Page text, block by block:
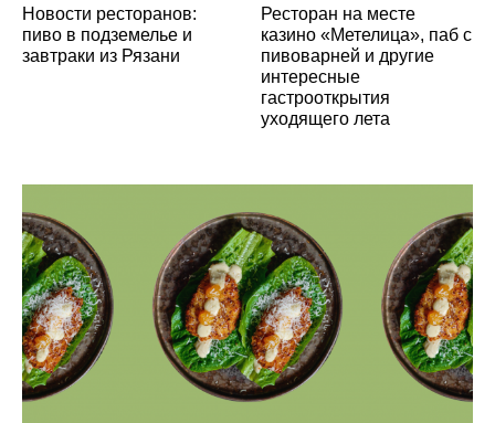
Новости ресторанов:
пиво в подземелье и
завтраки из Рязани
Ресторан на месте
казино «Метелица», паб с
пивоварней и другие
интересные
гастрооткрытия
уходящего лета